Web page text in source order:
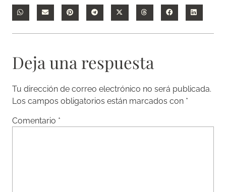
Deja una respuesta
Tu dirección de correo electrónico no será publicada.
Los campos obligatorios están marcados con *
Comentario *